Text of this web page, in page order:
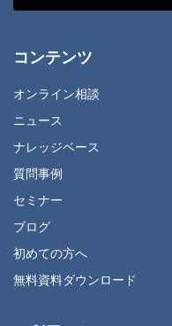
コンテンツ
オンライン相談
ニュース
ナレッジベース
質問事例
セミナー
ブログ
初めての方へ
無料資料ダウンロード